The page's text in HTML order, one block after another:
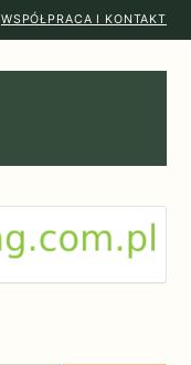
WSPÓŁPRACA I KONTAKT